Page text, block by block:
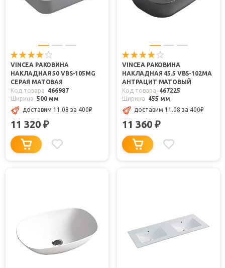
VINCEA РАКОВИНА
НАКЛАДНАЯ 50 VBS-105MG
СЕРАЯ МАТОВАЯ
Код товара
466987
Ширина 500 мм
доставим 11.08 за 400₽
11 320 ₽
VINCEA РАКОВИНА
НАКЛАДНАЯ 45.5 VBS-102MA
АНТРАЦИТ МАТОВЫЙ
Код товара
467225
Ширина
455 мм
доставим 11.08 за 400₽
11 360 ₽